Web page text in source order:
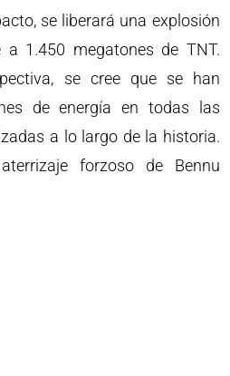
se liberará una explosión
a 1.450 megatones de TNT.
se cree que se han
de energía en todas las
a lo largo de la historia.
forzoso de Bennu